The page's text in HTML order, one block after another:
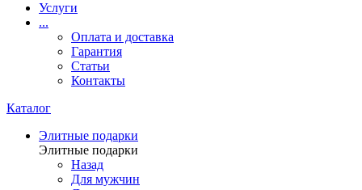
Услуги
...
Оплата и доставка
Гарантия
Статьи
Контакты
Каталог
Элитные подарки
Элитные подарки
Назад
Для мужчин